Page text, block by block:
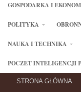
GOSPODARKA I
POLITYKA
NAUKA I TECHNIKA
POCZET INTELIGENCJI
STRONA GŁÓWNA